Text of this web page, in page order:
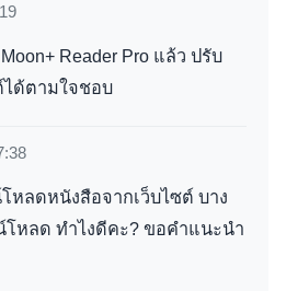
Reader Pro แล้ว ปรับ
ด้ตามใจชอบ
ลดหนังสือจากเว็บไซต์ บาง
โหลด ทำไงดีคะ? ขอคำแนะนำ